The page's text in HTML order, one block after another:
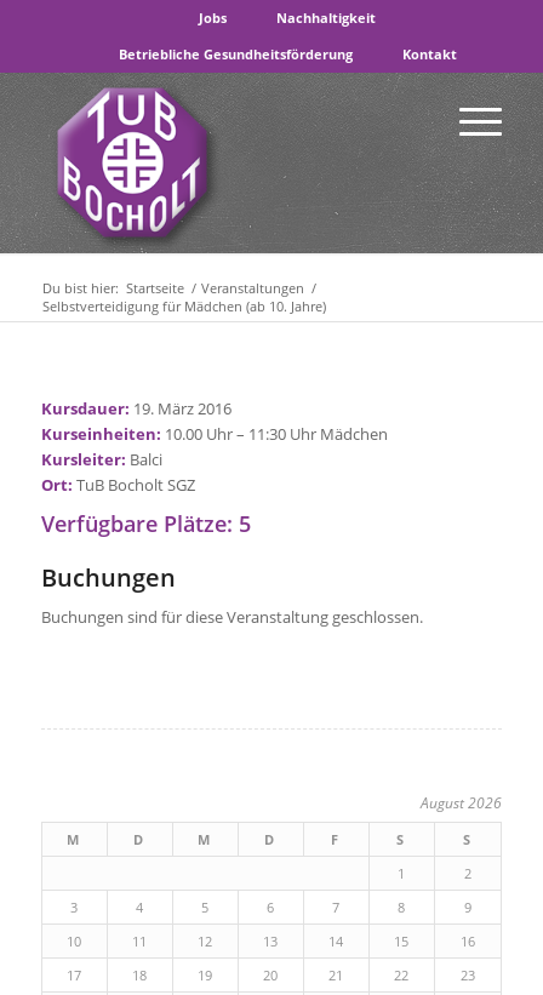
Jobs
Nachhaltigkeit
Betriebliche Gesundheitsförderung
Kontakt
Du bist hier: Startseite / Veranstaltungen /
Selbstverteidigung für Mädchen (ab 10. Jahre)
Kursdauer: 19. März 2016
Kurseinheiten: 10.00 Uhr – 11:30 Uhr Mädchen
Kursleiter: Balci
Ort: TuB Bocholt SGZ
Verfügbare Plätze: 5
Buchungen
Buchungen sind für diese Veranstaltung geschlossen.
August 2026
M D M D F S
S
1
2
3
4 5 6 7 8
9
10
11 12 13 14 15
16
17
18 19 20 21 22
23